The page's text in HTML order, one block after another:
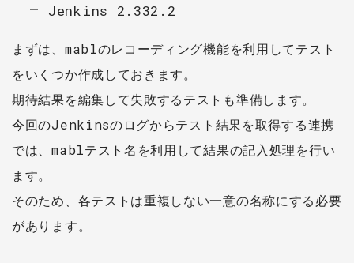
Jenkins 2.332.2
まずは、mablのレコーディング機能を利用してテスト
をいくつか作成しておきます。
期待結果を編集して失敗するテストも準備します。
今回のJenkinsのログからテスト結果を取得する連携
では、mablテスト名を利用して結果の記入処理を行い
ます。
そのため、各テストは重複しない一意の名称にする必要
があります。